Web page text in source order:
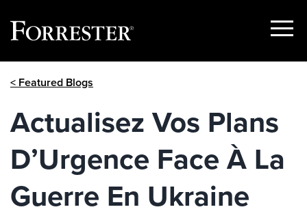
Show
< Featured Blogs
Actualisez Vos Plans
D’Urgence Face À La
Guerre En Ukraine